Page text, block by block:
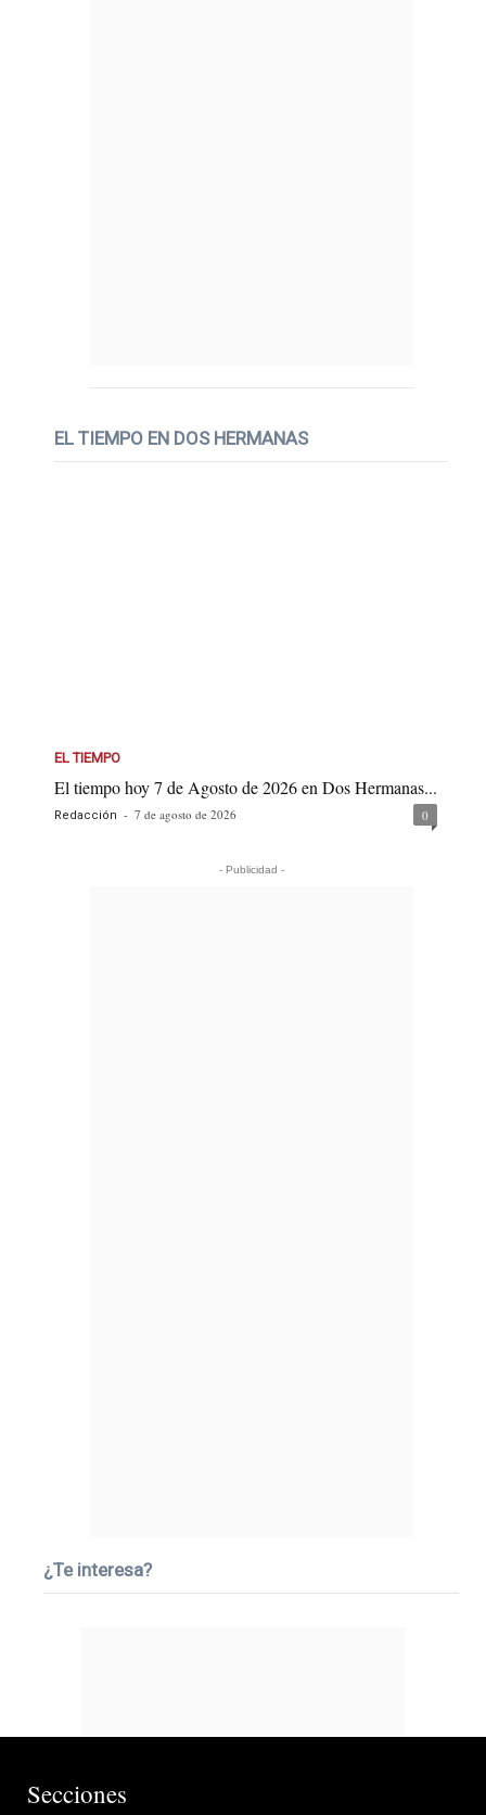
EL TIEMPO EN DOS HERMANAS
EL TIEMPO
El tiempo hoy 7 de Agosto de 2026 en Dos Hermanas...
Redacción - 7 de agosto de 2026 0
- Publicidad -
¿Te interesa?
Secciones